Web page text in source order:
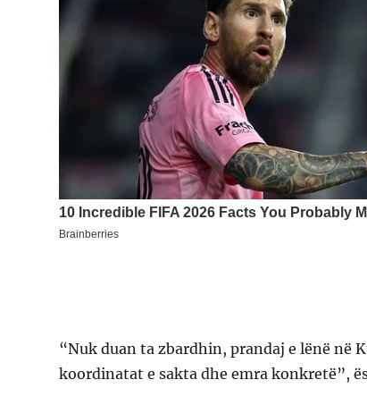
“Nuk duan ta zbardhin, prandaj e lënë në
koordinatat e sakta dhe emra konkretë”,